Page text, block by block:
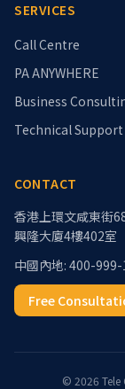
SERVICES
Call Centre
PA ANYWHERE
Business
Technical Support
CONTACT
香港上環文咸東街
興隆大廈4樓402室
中國內地: 400-
Free
© 2026 Tele